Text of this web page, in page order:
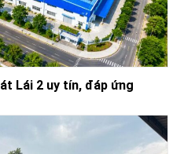
Lái 2 uy tín, đáp ứng